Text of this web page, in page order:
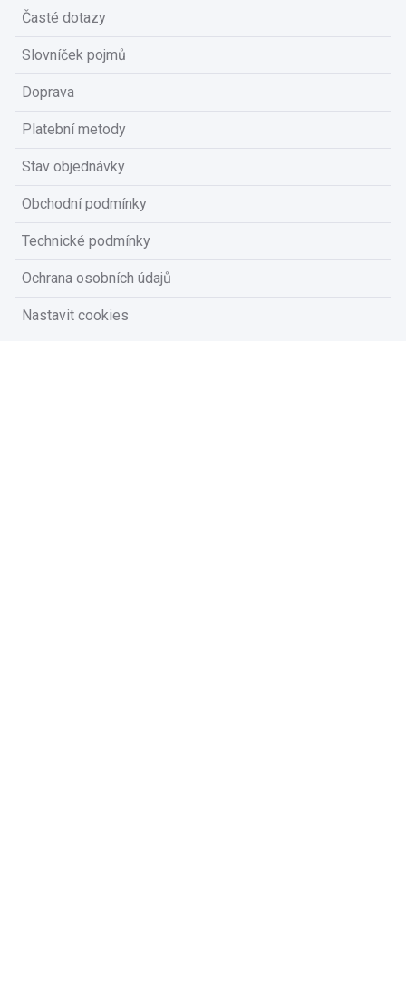
Časté dotazy
Slovníček pojmů
Doprava
Platební metody
Stav objednávky
Obchodní podmínky
Technické podmínky
Ochrana osobních údajů
Nastavit cookies